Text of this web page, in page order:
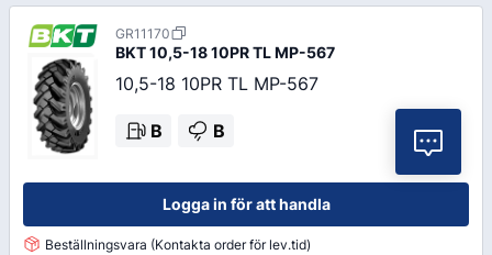
GR11170
BKT10,5-18 10PR TL MP-567
10,5-18 10PR TL MP-567
B B
Logga in för att handla
Beställningsvara (Kontakta order för lev.tid)